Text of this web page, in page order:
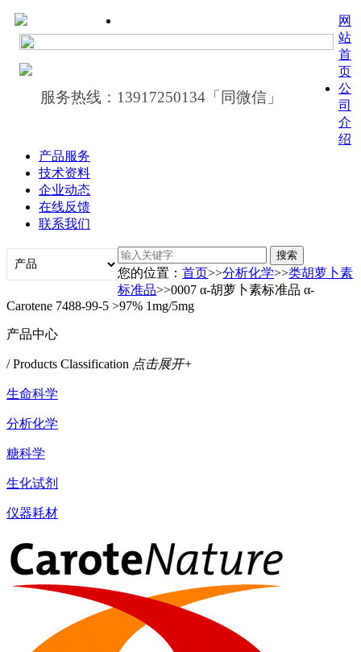
服务热线：13917250134「同微信」
网
站
首
页
公
司
介
绍
产品服务
技术资料
企业动态
在线反馈
联系我们
您的位置：首页>>分析化学>>类胡萝卜素
标准品>>0007 α‐胡萝卜素标准品 α‐
Carotene 7488-99-5 >97% 1mg/5mg
产品中心
/ Products Classification 点击展开+
生命科学
分析化学
糖科学
生化试剂
仪器耗材